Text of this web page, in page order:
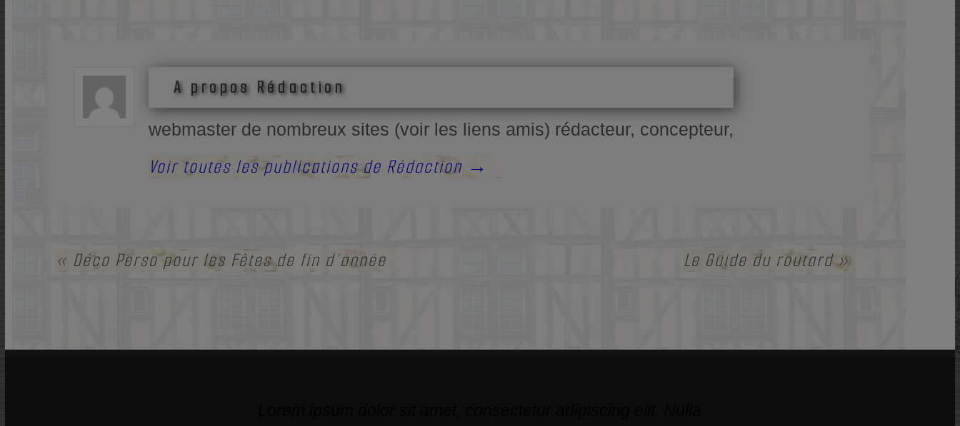
A propos Rédaction
webmaster de nombreux sites (voir les liens amis) rédacteur, concepteur,
Voir toutes les publications de Rédaction →
« Déco Perso pour les Fêtes de fin d’année Le Guide du routard»